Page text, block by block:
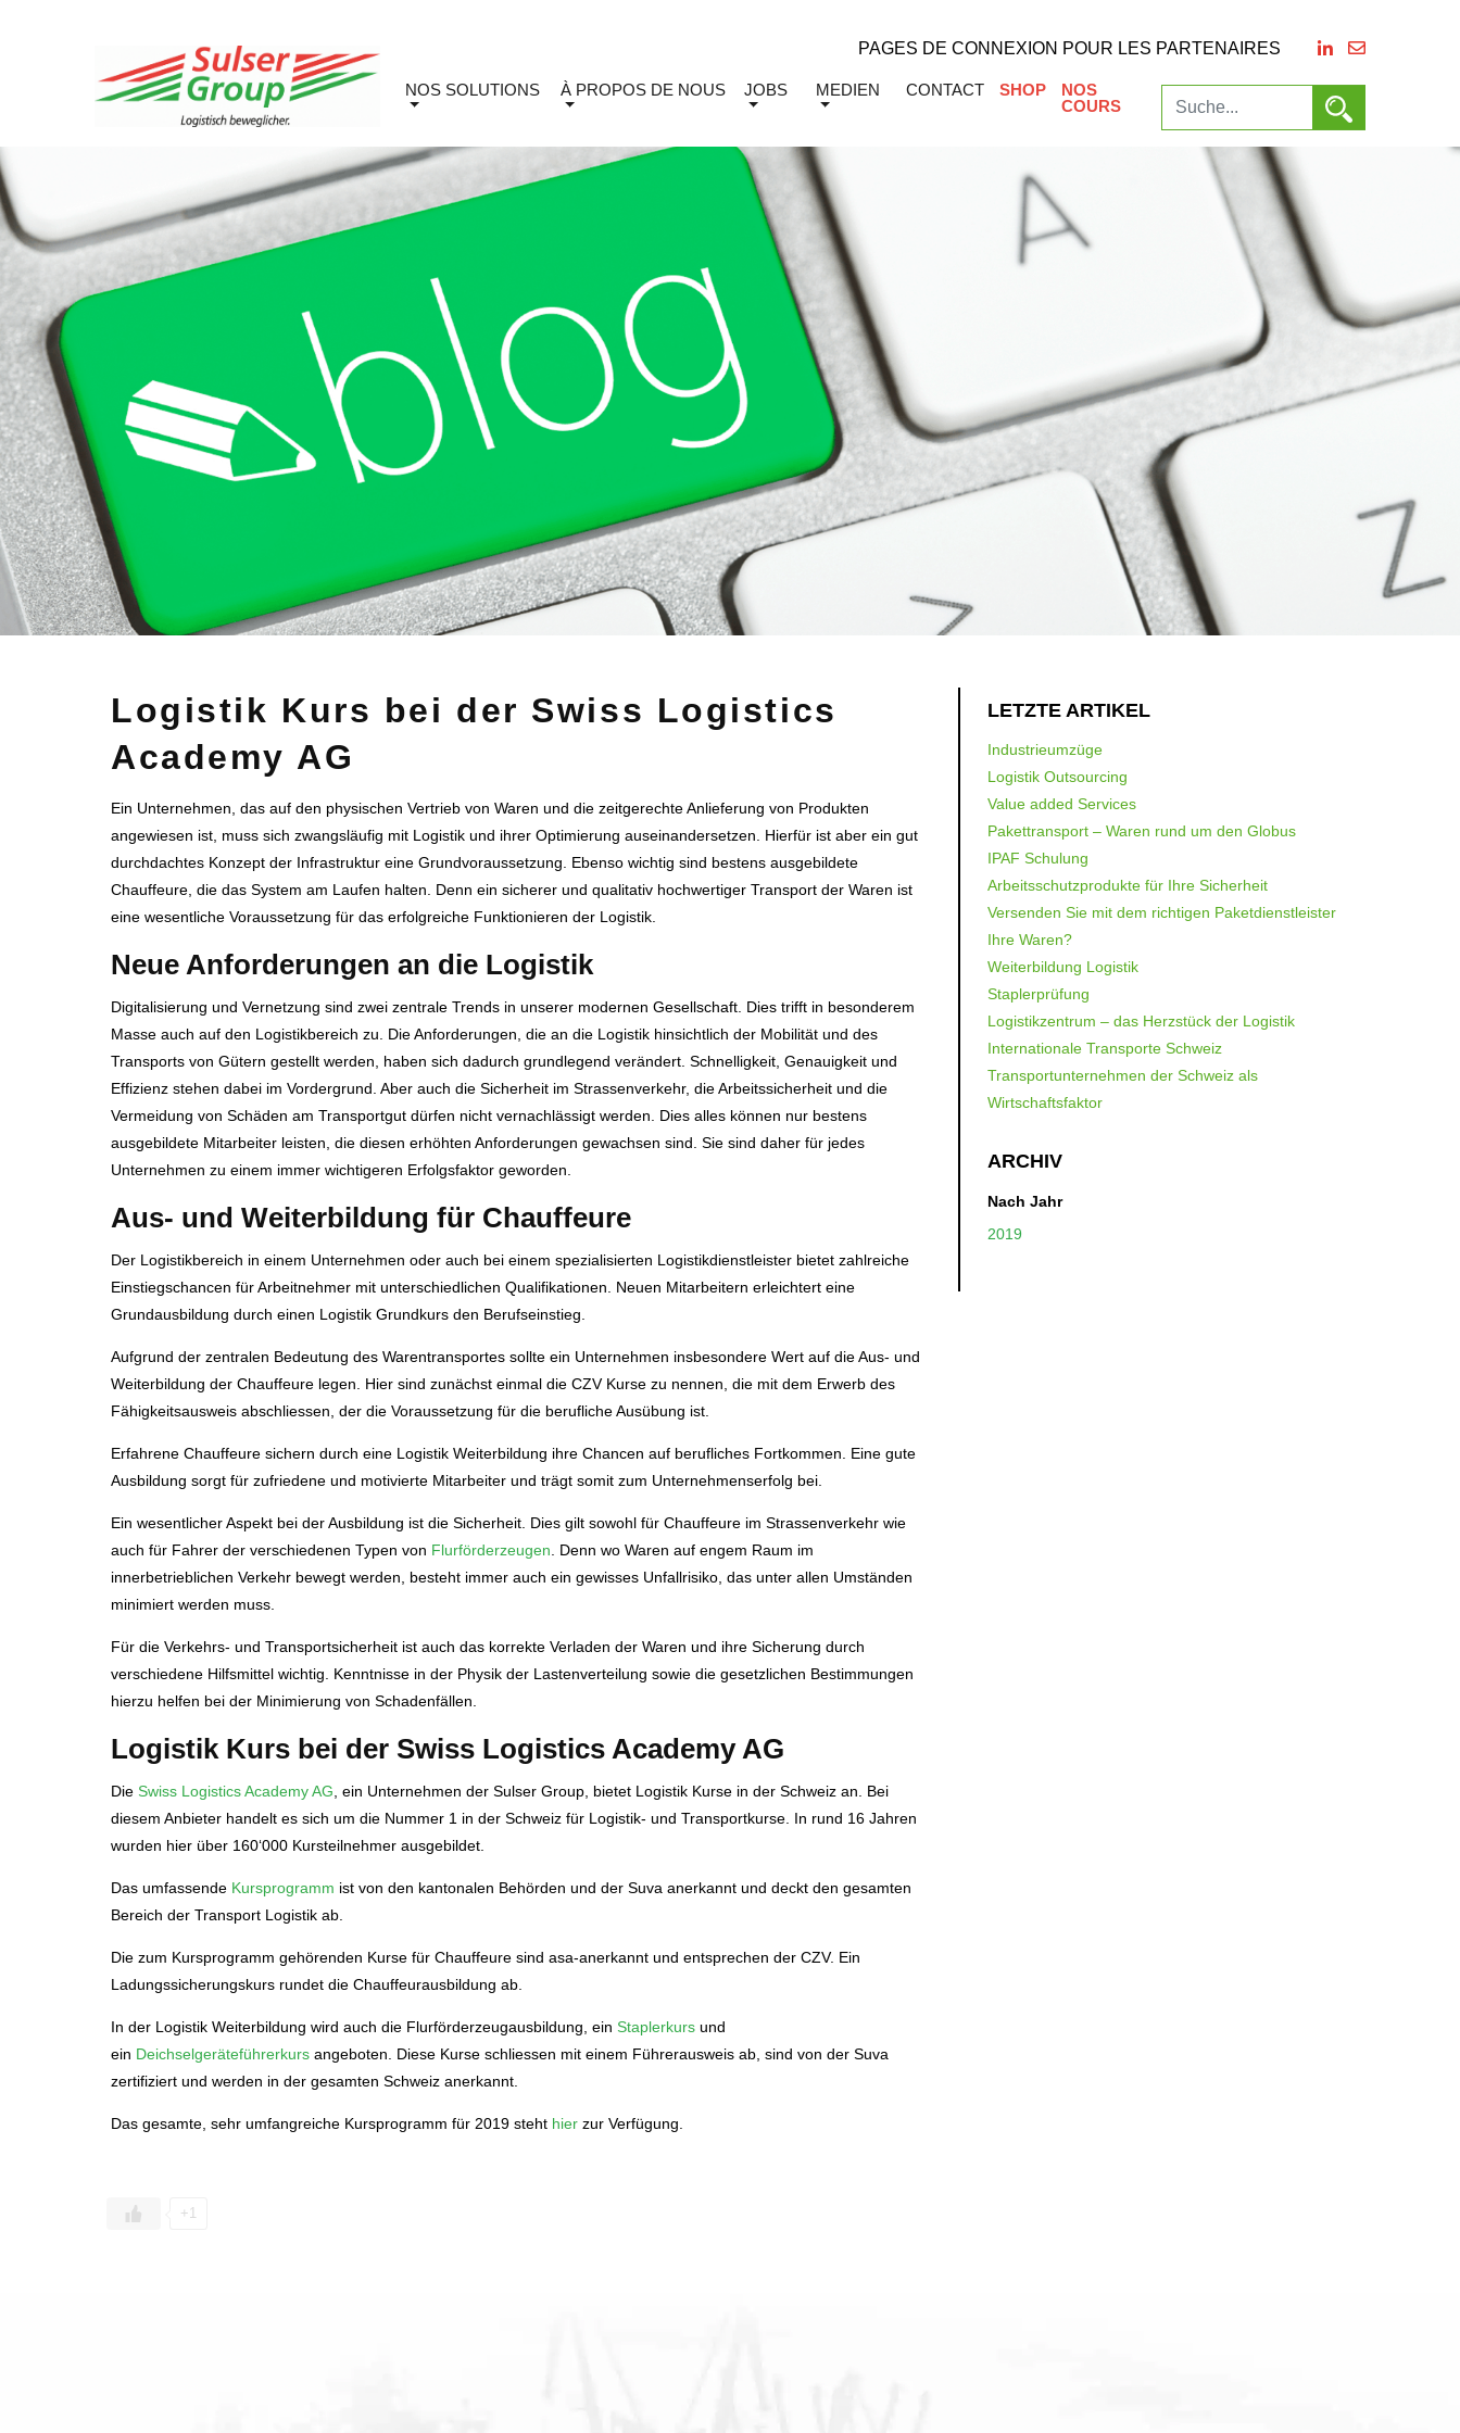
PAGES DE CONNEXION POUR LES PARTENAIRES
NOS SOLUTIONS À PROPOS DE NOUS JOBS MEDIEN CONTACT SHOP
NOS
COURS
Logistik Kurs bei der Swiss Logistics
Academy AG
Ein Unternehmen, das auf den physischen Vertrieb von Waren und die zeitgerechte Anlieferung von Produkten
angewiesen ist, muss sich zwangsläufig mit Logistik und ihrer Optimierung auseinandersetzen. Hierfür ist aber ein gut
durchdachtes Konzept der Infrastruktur eine Grundvoraussetzung. Ebenso wichtig sind bestens ausgebildete
Chauffeure, die das System am Laufen halten. Denn ein sicherer und qualitativ hochwertiger Transport der Waren ist
eine wesentliche Voraussetzung für das erfolgreiche Funktionieren der Logistik.
Neue Anforderungen an die Logistik
Digitalisierung und Vernetzung sind zwei zentrale Trends in unserer modernen Gesellschaft. Dies trifft in besonderem
Masse auch auf den Logistikbereich zu. Die Anforderungen, die an die Logistik hinsichtlich der Mobilität und des
Transports von Gütern gestellt werden, haben sich dadurch grundlegend verändert. Schnelligkeit, Genauigkeit und
Effizienz stehen dabei im Vordergrund. Aber auch die Sicherheit im Strassenverkehr, die Arbeitssicherheit und die
Vermeidung von Schäden am Transportgut dürfen nicht vernachlässigt werden. Dies alles können nur bestens
ausgebildete Mitarbeiter leisten, die diesen erhöhten Anforderungen gewachsen sind. Sie sind daher für jedes
Unternehmen zu einem immer wichtigeren Erfolgsfaktor geworden.
Aus- und Weiterbildung für Chauffeure
Der Logistikbereich in einem Unternehmen oder auch bei einem spezialisierten Logistikdienstleister bietet zahlreiche
Einstiegschancen für Arbeitnehmer mit unterschiedlichen Qualifikationen. Neuen Mitarbeitern erleichtert eine
Grundausbildung durch einen Logistik Grundkurs den Berufseinstieg.
Aufgrund der zentralen Bedeutung des Warentransportes sollte ein Unternehmen insbesondere Wert auf die Aus- und
Weiterbildung der Chauffeure legen. Hier sind zunächst einmal die CZV Kurse zu nennen, die mit dem Erwerb des
Fähigkeitsausweis abschliessen, der die Voraussetzung für die berufliche Ausübung ist.
Erfahrene Chauffeure sichern durch eine Logistik Weiterbildung ihre Chancen auf berufliches Fortkommen. Eine gute
Ausbildung sorgt für zufriedene und motivierte Mitarbeiter und trägt somit zum Unternehmenserfolg bei.
Ein wesentlicher Aspekt bei der Ausbildung ist die Sicherheit. Dies gilt sowohl für Chauffeure im Strassenverkehr wie
auch für Fahrer der verschiedenen Typen von Flurförderzeugen . Denn wo Waren auf engem Raum im
innerbetrieblichen Verkehr bewegt werden, besteht immer auch ein gewisses Unfallrisiko, das unter allen Umständen
minimiert werden muss.
Für die Verkehrs- und Transportsicherheit ist auch das korrekte Verladen der Waren und ihre Sicherung durch
verschiedene Hilfsmittel wichtig. Kenntnisse in der Physik der Lastenverteilung sowie die gesetzlichen Bestimmungen
hierzu helfen bei der Minimierung von Schadenfällen.
Logistik Kurs bei der Swiss Logistics Academy AG
Die Swiss Logistics Academy AG, ein Unternehmen der Sulser Group, bietet Logistik Kurse in der Schweiz an. Bei
diesem Anbieter handelt es sich um die Nummer 1 in der Schweiz für Logistik- und Transportkurse. In rund 16 Jahren
wurden hier über 160‘000 Kursteilnehmer ausgebildet.
Das umfassende Kursprogramm ist von den kantonalen Behörden und der Suva anerkannt und deckt den gesamten
Bereich der Transport Logistik ab.
Die zum Kursprogramm gehörenden Kurse für Chauffeure sind asa-anerkannt und entsprechen der CZV. Ein
Ladungssicherungskurs rundet die Chauffeurausbildung ab.
In der Logistik Weiterbildung wird auch die Flurförderzeugausbildung, ein Staplerkurs und
ein Deichselgeräteführerkurs angeboten. Diese Kurse schliessen mit einem Führerausweis ab, sind von der Suva
zertifiziert und werden in der gesamten Schweiz anerkannt.
Das gesamte, sehr umfangreiche Kursprogramm für 2019 steht hier zur Verfügung.
+1
LETZTE ARTIKEL
Industrieumzüge
Logistik Outsourcing
Value added Services
Pakettransport – Waren rund um den Globus
IPAF Schulung
Arbeitsschutzprodukte für Ihre Sicherheit
Versenden Sie mit dem richtigen Paketdienstleister
Ihre Waren?
Weiterbildung Logistik
Staplerprüfung
Logistikzentrum – das Herzstück der Logistik
Internationale Transporte Schweiz
Transportunternehmen der Schweiz als
Wirtschaftsfaktor
ARCHIV
Nach Jahr
2019